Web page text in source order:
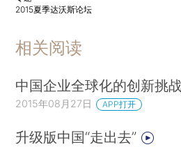
2015夏季达沃斯论坛
相关阅读
中国企业全球化的创新挑
2015年08月27日 APP打开
升级版中国“走出去”